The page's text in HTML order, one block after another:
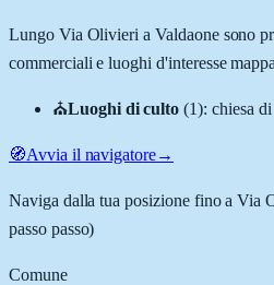
Lungo Via Olivieri aValdaonesono
commerciali e luoghi d'interesse
⛪Luoghi di culto (1): chiesa
🧭Avvia il navigatore→
Naviga dalla tua posizione fino aVia
passo passo)
Comune